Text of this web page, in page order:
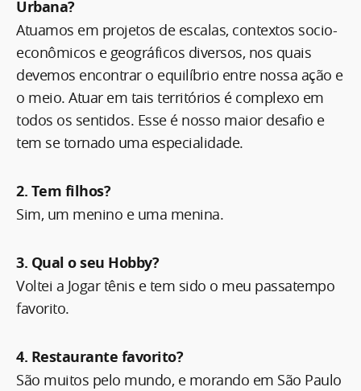
Urbana?
Atuamos em projetos de escalas, contextos socio-
econômicos e geográficos diversos, nos quais
devemos encontrar o equilíbrio entre nossa ação e
o meio. Atuar em tais territórios é complexo em
todos os sentidos. Esse é nosso maior desafio e
tem se tornado uma especialidade.
2. Tem filhos?
Sim, um menino e uma menina.
3. Qual o seu Hobby?
Voltei a Jogar tênis e tem sido o meu passatempo
favorito.
4. Restaurante favorito?
São muitos pelo mundo, e morando em São Paulo